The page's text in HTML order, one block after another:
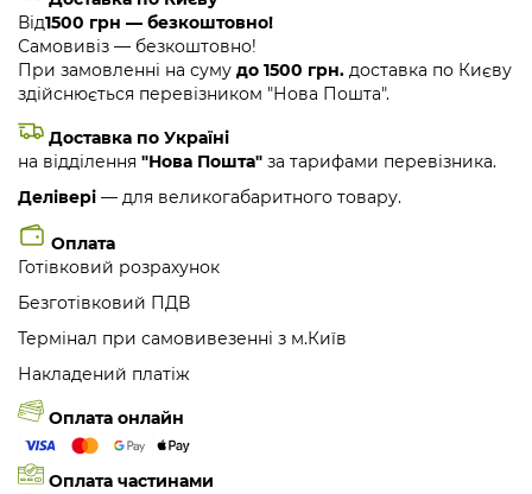
Від1500 грн — безкоштовно!
Самовивіз — безкоштовно!
При замовленні на суму до 1500 грн. доставка по Києву
здійснюється перевізником "Нова Пошта".
Доставка по Україні
на відділення "Нова Пошта" за тарифами перевізника.
Делівері — для великогабаритного товару.
Оплата
Готівковий розрахунок
Безготівковий ПДВ
Термінал при самовивезенні з м.Київ
Накладений платіж
Оплата онлайн
Оплата частинами